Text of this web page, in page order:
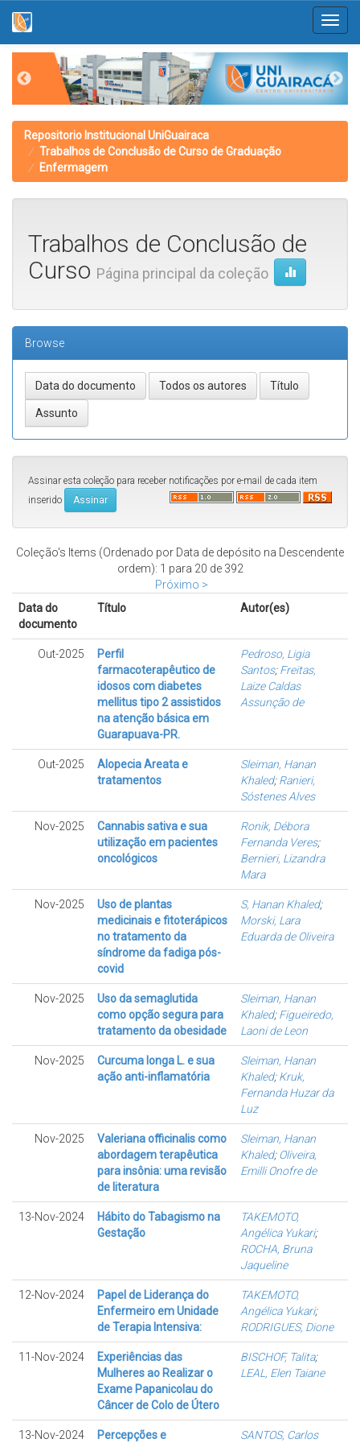
navigation
Repositorio Institucional UniGuairaca
Trabalhos de Conclusão de Curso de Graduação
Enfermagem
Trabalhos de Conclusão de
Curso Página principal da coleção
Browse
Assinar esta coleção para receber notificações por e-mail de cada item
inserido
Coleção's Items (Ordenado por Data de depósito na Descendente
ordem): 1 para 20 de 392
Próximo >
Data do
documento
Título Autor(es)
Out-2025
Perfil
farmacoterapêutico de
idosos com diabetes
mellitus tipo 2 assistidos
na atenção básica em
Guarapuava-PR.
Pedroso, Ligia
Santos;Freitas,
Laize Caldas
Assunção de
Out-2025
Alopecia Areata e
tratamentos
Sleiman, Hanan
Khaled;Ranieri,
Sóstenes Alves
Nov-2025
Cannabis sativa e sua
utilização em pacientes
oncológicos
Ronik, Débora
Fernanda Veres;
Bernieri, Lizandra
Mara
Nov-2025
Uso de plantas
medicinais e fitoterápicos
no tratamento da
síndrome da fadiga pós-
covid
S, Hanan Khaled;
Morski, Lara
Eduarda de Oliveira
Nov-2025
Uso da semaglutida
como opção segura para
tratamento da obesidade
Sleiman, Hanan
Khaled;Figueiredo,
Laoni de Leon
Nov-2025
Curcuma longa L. e sua
ação anti-inflamatória
Sleiman, Hanan
Khaled;Kruk,
Fernanda Huzar da
Luz
Nov-2025
Valeriana officinalis como
abordagem terapêutica
para insônia: uma revisão
de literatura
Sleiman, Hanan
Khaled;Oliveira,
Emilli Onofre de
13-Nov-2024
Hábito do Tabagismo na
Gestação
TAKEMOTO,
Angélica Yukari;
ROCHA, Bruna
Jaqueline
12-Nov-2024
Papel de Liderança do
Enfermeiro em Unidade
de Terapia Intensiva:
TAKEMOTO,
Angélica Yukari;
RODRIGUES, Dione
11-Nov-2024
Experiências das
Mulheres ao Realizar o
Exame Papanicolau do
Câncer de Colo de Útero
BISCHOF, Talita;
LEAL, Elen Taiane
13-Nov-2024 Percepções e SANTOS, Carlos